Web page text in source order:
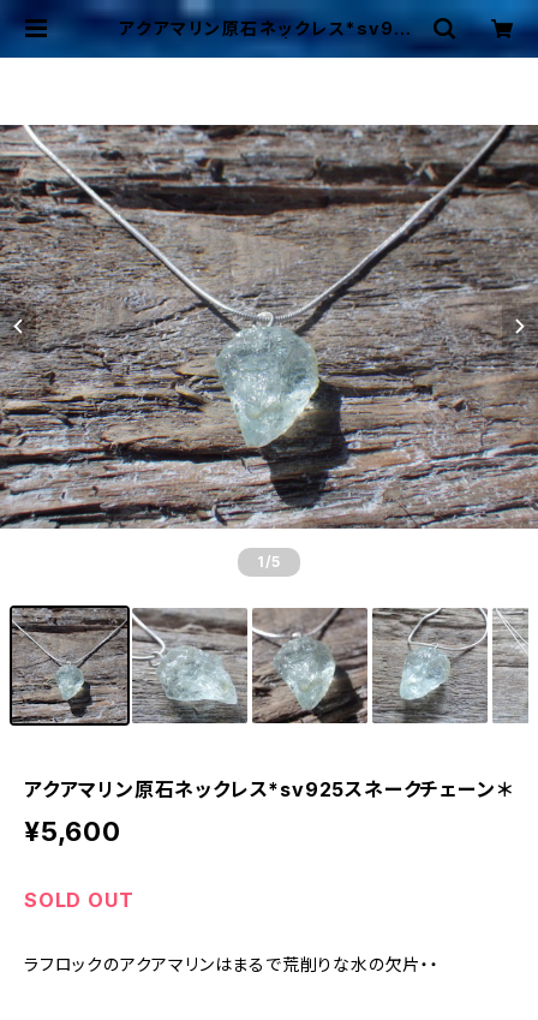
アクアマリン原石ネックレス*sv925
スネークチェーン＊ | Mermaid Co
1 /5
アクアマリン原石ネックレス*sv925スネークチェーン＊
¥5,600
SOLD OUT
ラフロックのアクアマリンはまるで荒削りな水の欠片・・